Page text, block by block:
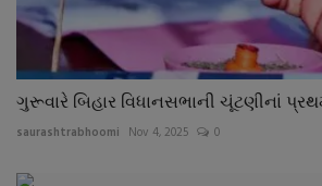
ગુરૂવારે બિહાર વિધાનસભાની ચૂંટણીનાં
saurashtrabhoomi Nov 4, 2025 0